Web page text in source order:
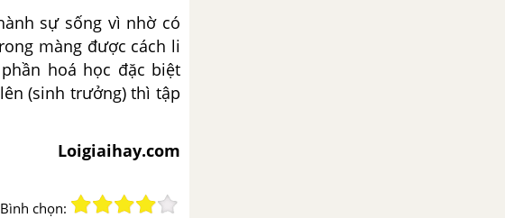
sự sống vì nhờ có
màng được cách li
hoá học đặc biệt
(sinh trưởng) thì tập
Loigiaihay.com
Bình chọn: